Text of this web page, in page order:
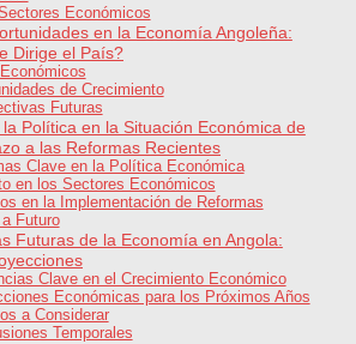
Económicos
en la Economía Angoleña:
Dirige el País?
de Crecimiento
Futuras
Política en la Situación Económica de
a las Reformas Recientes
Clave en la Política Económica
en los Sectores Económicos
en la Implementación de Reformas
Futuro
Futuras de la Economía en Angola:
Clave en el Crecimiento Económico
Económicas para los Próximos Años
a Considerar
Temporales